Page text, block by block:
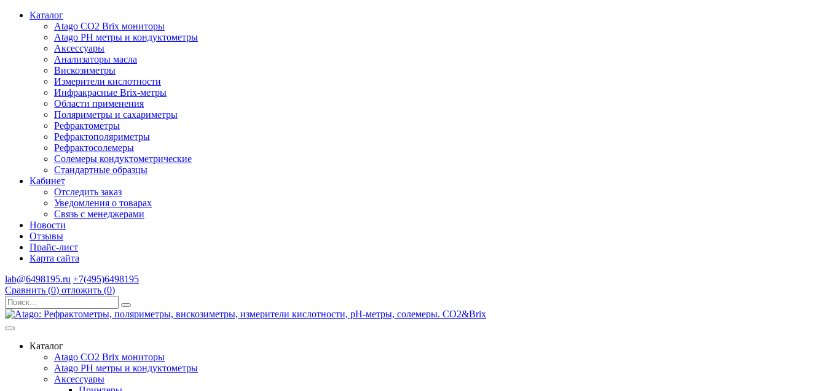
Каталог
Atago CO2 Brix мониторы
Atago PH метры и кондуктометры
Аксессуары
Анализаторы масла
Вискозиметры
Измерители кислотности
Инфракрасные Brix-метры
Области применения
Поляриметры и сахариметры
Рефрактометры
Рефрактополяриметры
Рефрактосолемеры
Солемеры кондуктометрические
Стандартные образцы
Кабинет
Отследить заказ
Уведомления о товарах
Связь с менеджерами
Новости
Отзывы
Прайс-лист
Карта сайта
lab@6498195.ru +7(495)6498195
Сравнить (0) отложить (0)
Каталог
Atago CO2 Brix мониторы
Atago PH метры и кондуктометры
Аксессуары